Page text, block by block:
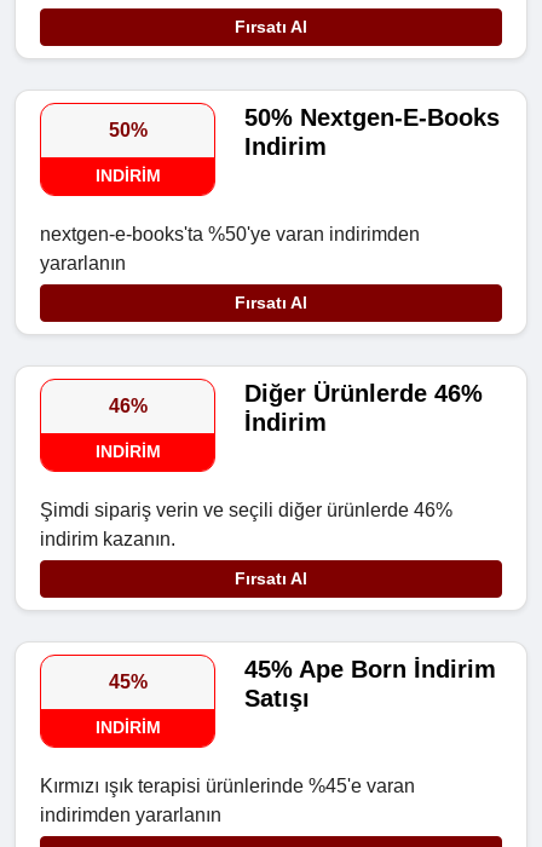
Fırsatı Al
50%
INDIRIM
50% Nextgen-E-Books
Indirim
nextgen-e-books'ta %50'ye varan indirimden
yararlanın
Fırsatı Al
46%
INDIRIM
Diğer Ürünlerde 46%
İndirim
Şimdi sipariş verin ve seçili diğer ürünlerde 46%
indirim kazanın.
Fırsatı Al
45%
INDIRIM
45% Ape Born İndirim
Satışı
Kırmızı ışık terapisi ürünlerinde %45'e varan
indirimden yararlanın